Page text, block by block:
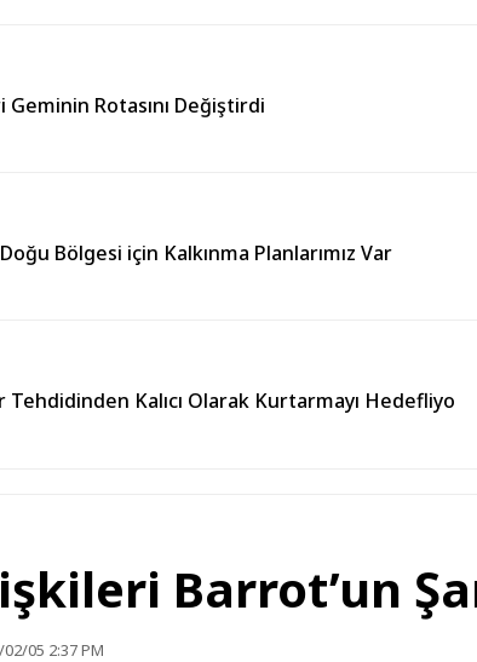
Rotasını Değiştirdi
Bölgesi için Kalkınma Planlarımız Var
Kalıcı Olarak Kurtarmayı Hedefliyo
Barrot’un
05 2:37 PM